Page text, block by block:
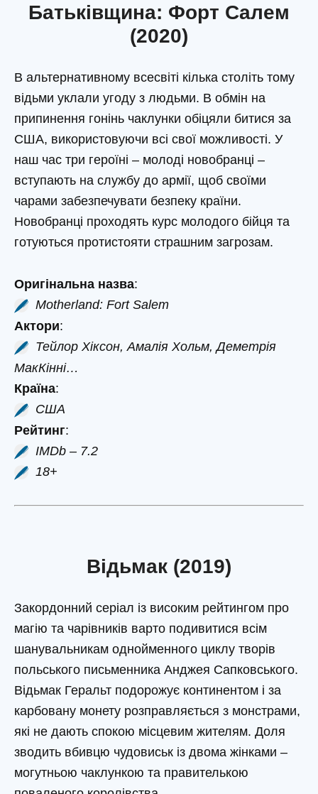
Батьківщина: Форт Салем
(2020)
В альтернативному всесвіті кілька століть тому
відьми уклали угоду з людьми. В обмін на
припинення гонінь чаклунки обіцяли битися за
США, використовуючи всі свої можливості. У
наш час три героїні – молоді новобранці –
вступають на службу до армії, щоб своїми
чарами забезпечувати безпеку країни.
Новобранці проходять курс молодого бійця та
готуються протистояти страшним загрозам.
Оригінальна назва:
Motherland: Fort Salem
Актори:
Тейлор Хіксон, Амалія Хольм, Деметрія
МакКінні…
Країна:
США
Рейтинг:
IMDb – 7.2
18+
Відьмак (2019)
Закордонний серіал із високим рейтингом про
магію та чарівників варто подивитися всім
шанувальникам однойменного циклу творів
польського письменника Анджея Сапковського.
Відьмак Геральт подорожує континентом і за
карбовану монету розправляється з монстрами,
які не дають спокою місцевим жителям. Доля
зводить вбивцю чудовиськ із двома жінками –
могутньою чаклункою та правителькою